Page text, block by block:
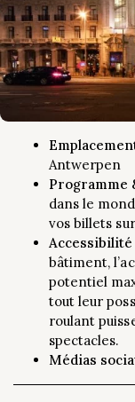
Antwerpen
Programme
dans le
vos billets sur
Accessibilité
bâtiment,
potentiel
tout leur
roulant
spectacles.
Médias